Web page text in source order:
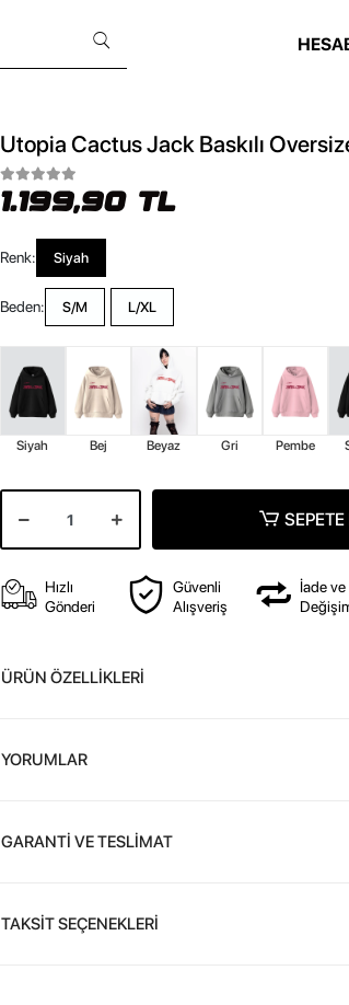
Utopia Cactus Jack Baskılı
1.199,90 TL
Renk: Siyah
Beden: S/M L/XL
Siyah Bej Beyaz Gri Pembe
Hızlı
Gönderi
Güvenli
Alışveriş
İade ve
ÜRÜN ÖZELLİKLERİ
YORUMLAR
GARANTİ VE TESLİMAT
TAKSİT SEÇENEKLERİ